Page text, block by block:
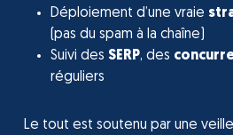
Déploiement d’une vraie
(pas du spam à la chaîne)
Suivi des SERP, des
réguliers
Le tout est soutenu par une